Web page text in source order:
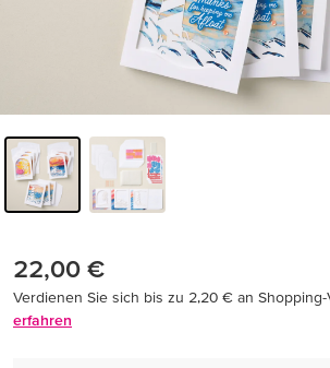
22,00 €
Verdienen Sie sich bis zu 2,20 € an Shopping-
erfahren